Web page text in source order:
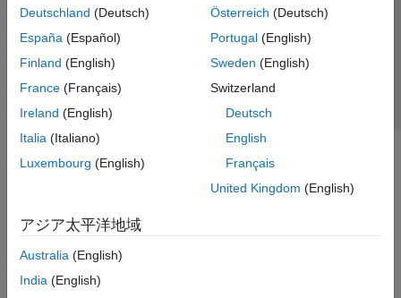
Deutschland (Deutsch)
España (Español)
Finland (English)
France (Français)
Ireland (English)
Italia (Italiano)
Luxembourg (English)
Österreich (Deutsch)
Portugal(English)
Sweden (English)
Switzerland
Deutsch
English
Français
United Kingdom (English)
アジア太平洋地域
Australia (English)
India (English)
© 1994-2026 The MathWorks, Inc.